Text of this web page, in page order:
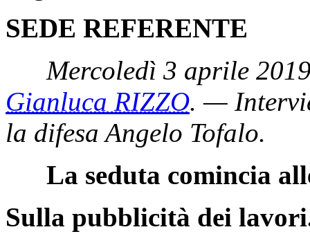
SEDE REFERENTE
Mercoledì 3 aprile
Gianluca RIZZO. —
la difesa Angelo Tofalo.
La seduta comincia
Sulla pubblicità dei